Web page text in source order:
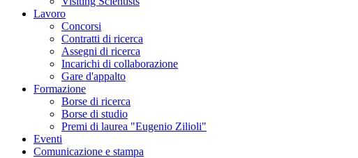
Lavoro
Concorsi
Contratti di ricerca
Assegni di ricerca
Incarichi di collaborazione
Gare d'appalto
Formazione
Borse di ricerca
Borse di studio
Premi di laurea "Eugenio Zilioli"
Eventi
Comunicazione e stampa